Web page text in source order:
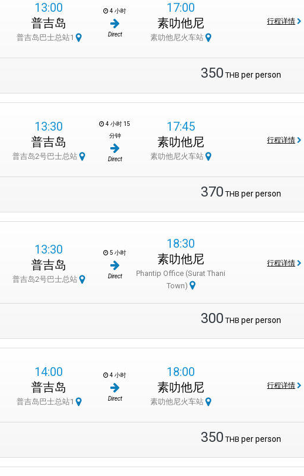
13:00
普吉岛
普吉岛巴士总站1
4 小时
Direct
17:00
素叻他尼
素叻他尼火车站
行程详情
350 THB per person
13:30
普吉岛
普吉岛2号巴士总站
4 小时 15
分钟
Direct
17:45
素叻他尼
素叻他尼火车站
行程详情
370 THB per person
13:30
普吉岛
普吉岛2号巴士总站
5 小时
Direct
18:30
素叻他尼
Phantip Office (Surat Thani
Town)
行程详情
300 THB per person
14:00
普吉岛
普吉岛巴士总站1
4 小时
Direct
18:00
素叻他尼
素叻他尼火车站
行程详情
350 THB per person